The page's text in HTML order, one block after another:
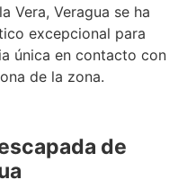
Vera, Veragua se ha
excepcional para
única en contacto con
de la zona.
de